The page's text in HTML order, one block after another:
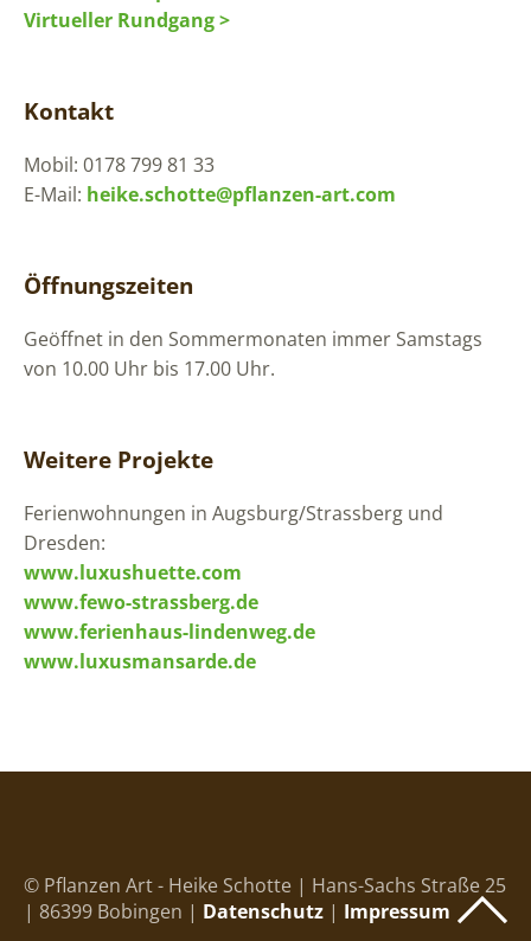
Virtueller Rundgang >
Kontakt
Mobil: 0178 799 81 33
E-Mail: heike.schotte@pflanzen-art.com
Öffnungszeiten
Geöffnet in den Sommermonaten immer Samstags
von 10.00 Uhr bis 17.00 Uhr.
Weitere Projekte
Ferienwohnungen in Augsburg/Strassberg und
Dresden:
www.luxushuette.com
www.fewo-strassberg.de
www.ferienhaus-lindenweg.de
www.luxusmansarde.de
© Pflanzen Art - Heike Schotte | Hans-Sachs Straße 25
| 86399 Bobingen | Datenschutz | Impressum